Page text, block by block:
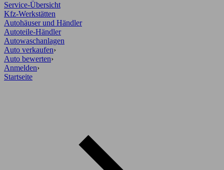
Service-Übersicht
Kfz-Werkstätten
Autohäuser und Händler
Autoteile-Händler
Autowaschanlagen
Auto verkaufen›
Auto bewerten›
Anmelden›
Startseite